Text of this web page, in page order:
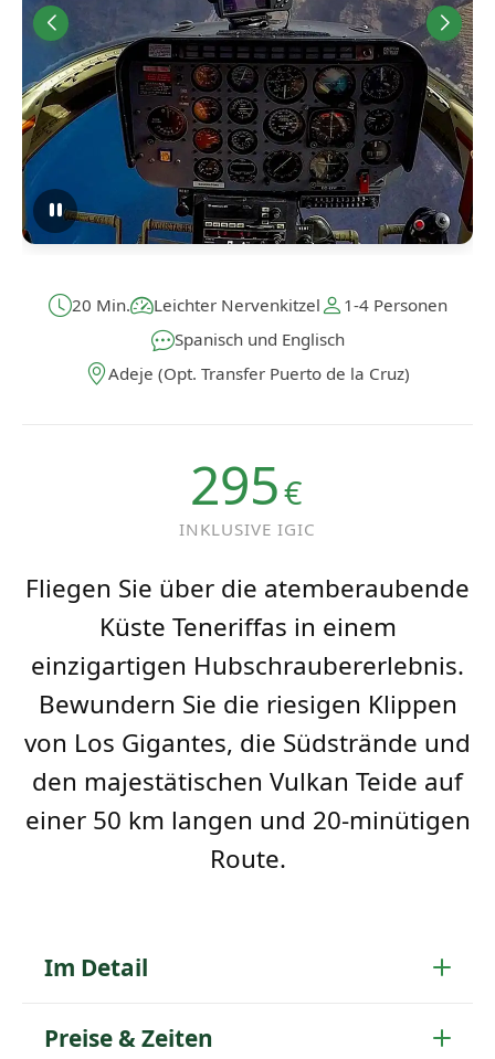
20 Min. Leichter Nervenkitzel
1-4 Personen
Spanisch und Englisch
Adeje (Opt. Transfer Puerto de la Cruz)
295€
INKLUSIVE IGIC
Fliegen Sie über die atemberaubende
Küste Teneriffas in einem
einzigartigen Hubschraubererlebnis.
Bewundern Sie die riesigen Klippen
von Los Gigantes, die Südstrände und
den majestätischen Vulkan Teide auf
einer 50 km langen und 20-minütigen
Route.
Im Detail
Preise & Zeiten